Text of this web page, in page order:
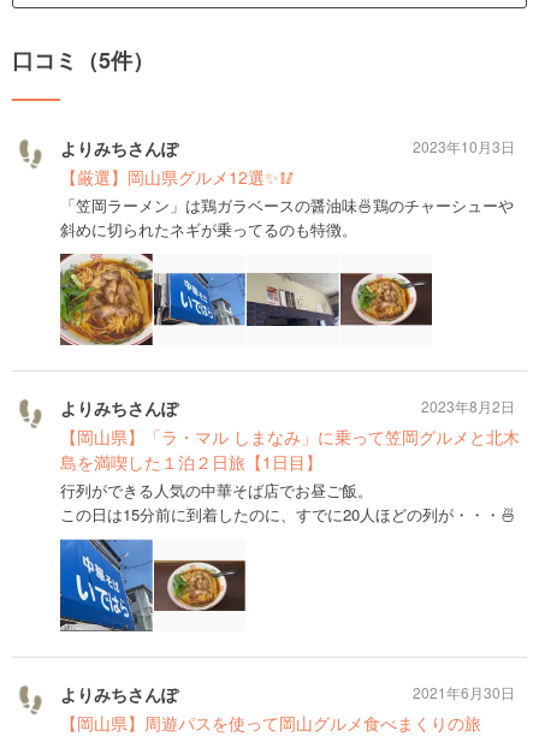
口コミ（5件）
よりみちさんぽ
【厳選】岡山県グルメ12選✨🥢
「笠岡ラーメン」は鶏ガラベースの醤油味🍜鶏のチャーシューや
斜めに切られたネギが乗ってるのも特徴。
2023年10月3日
よりみちさんぽ
【岡山県】「ラ・マル しまなみ」に乗って笠岡グルメと北木
島を満喫した１泊２日旅【1日目】
行列ができる人気の中華そば店でお昼ご飯。
この日は15分前に到着したのに、すでに20人ほどの列が・・・🍜
2023年8月2日
よりみちさんぽ
【岡山県】周遊パスを使って岡山グルメ食べまくりの旅
2021年6月30日